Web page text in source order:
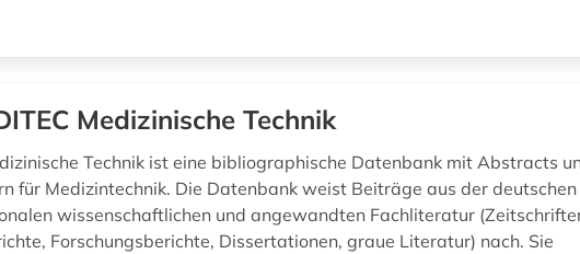
Medizinische Technik
Technik ist eine bibliographische Datenbank mit Abstracts
für Medizintechnik. Die Datenbank weist Beiträge aus der deutschen
wissenschaftlichen und angewandten Fachliteratur
Forschungsberichte, Dissertationen, graue Literatur) nach. Sie